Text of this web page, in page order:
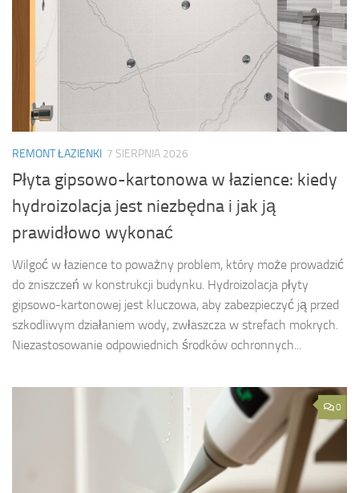
REMONT ŁAZIENKI 7 SIERPNIA 2026
Płyta gipsowo-kartonowa w łazience: kiedy
hydroizolacja jest niezbędna i jak ją
prawidłowo wykonać
Wilgoć w łazience to poważny problem, który może prowadzić
do zniszczeń w konstrukcji budynku. Hydroizolacja płyty
gipsowo-kartonowej jest kluczowa, aby zabezpieczyć ją przed
szkodliwym działaniem wody, zwłaszcza w strefach mokrych.
Niezastosowanie odpowiednich środków ochronnych...
0